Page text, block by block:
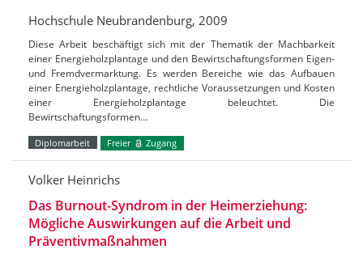
Hochschule Neubrandenburg, 2009
Diese Arbeit beschäftigt sich mit der Thematik der Machbarkeit
einer Energieholzplantage und den Bewirtschaftungsformen Eigen-
und Fremdvermarktung. Es werden Bereiche wie das Aufbauen
einer Energieholzplantage, rechtliche Voraussetzungen und Kosten
einer Energieholzplantage beleuchtet. Die
Bewirtschaftungsformen…
Diplomarbeit Freier Zugang
Volker Heinrichs
Das Burnout-Syndrom in der Heimerziehung:
Mögliche Auswirkungen auf die Arbeit und
Präventivmaßnahmen